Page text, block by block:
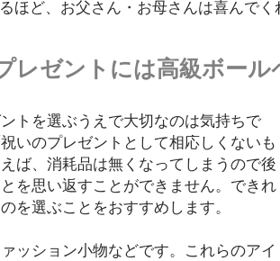
ほど、お父さん・お母さんは喜んでく
レゼントには高級ボール
トを選ぶうえで大切なのは気持ちで
いのプレゼントとして相応しくないも
ば、消耗品は無くなってしまうので後
を思い返すことができません。できれ
を選ぶことをおすすめします。
ッション小物などです。これらのアイ